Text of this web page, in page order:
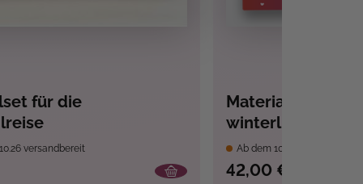
für die
versandbereit
Materialset für
winterlichen
Ab dem 10.09.26
42,00 €